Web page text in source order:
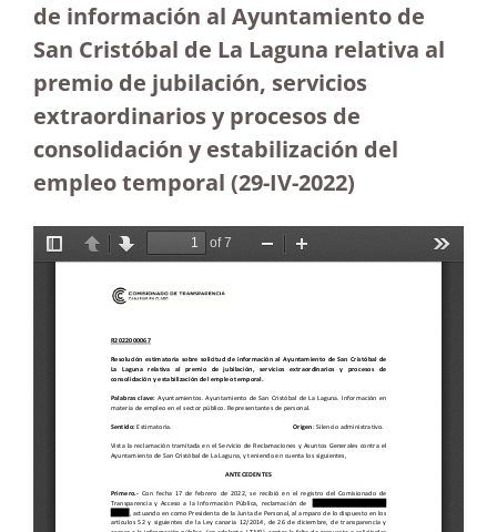
de información al Ayuntamiento de
San Cristóbal de La Laguna relativa al
premio de jubilación, servicios
extraordinarios y procesos de
consolidación y estabilización del
empleo temporal (29-IV-2022)